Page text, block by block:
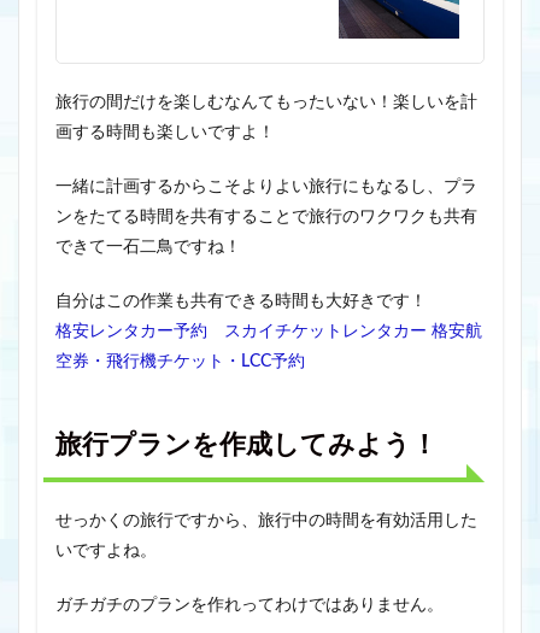
旅行の間だけを楽しむなんてもったいない！楽しいを計
画する時間も楽しいですよ！
一緒に計画するからこそよりよい旅行にもなるし、プラ
ンをたてる時間を共有することで旅行のワクワクも共有
できて一石二鳥ですね！
自分はこの作業も共有できる時間も大好きです！
格安レンタカー予約 スカイチケットレンタカー 格安航
空券・飛行機チケット・LCC予約
旅行プランを作成してみよう！
せっかくの旅行ですから、旅行中の時間を有効活用した
いですよね。
ガチガチのプランを作れってわけではありません。